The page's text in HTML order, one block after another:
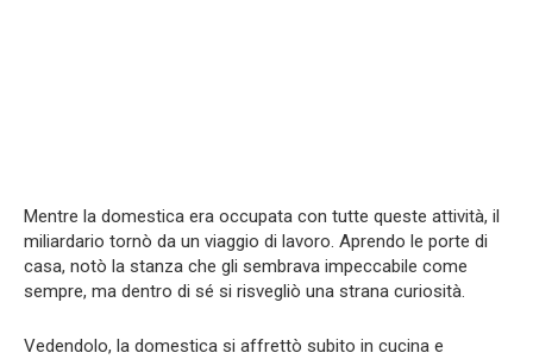
Mentre la domestica era occupata con tutte queste attività, il
miliardario tornò da un viaggio di lavoro. Aprendo le porte di
casa, notò la stanza che gli sembrava impeccabile come
sempre, ma dentro di sé si risvegliò una strana curiosità.
Vedendolo, la domestica si affrettò subito in cucina e